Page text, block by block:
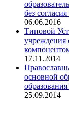
без
06.06.2016
Типовой
учреждения
17.11.2014
основной
25.09.2014